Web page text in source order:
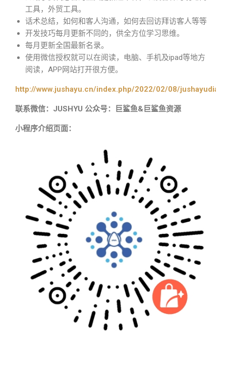
工具，外贸工具。
话术总结，如何和客人沟通，如何去回访拜访客人等等
开发技巧每月更新不同的，供全方位学习思维。
每月更新全国最新名录。
使用微信授权就可以在阅读，电脑、手机及ipad等地方
阅读，APP网站打开很方便。
http://www.jushayu.cn/index.php/2022/02/08/
联系微信：JUSHYU 公众号：巨鲨鱼&巨鲨鱼资源
小程序介绍页面：